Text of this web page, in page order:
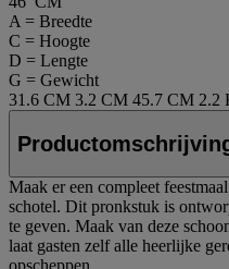
A = Breedte
C = Hoogte
D = Lengte
G = Gewicht
31.6 CM 3.2 CM 45.7 CM 2.2
Maak er een compleet
schotel. Dit pronkstuk is
te geven. Maak van deze
laat gasten zelf alle heerlijke